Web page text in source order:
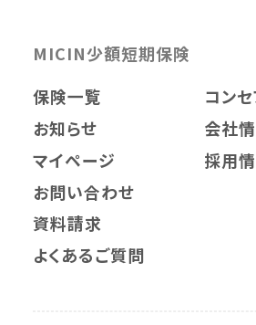
MICIN少額短期保険
保険一覧
お知らせ
マイページ
コン
会社
採用
お問い合わせ
資料請求
よくあるご質問